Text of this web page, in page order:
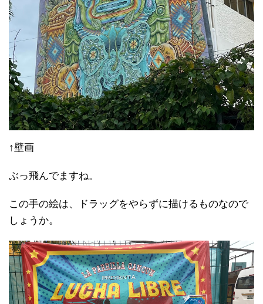
↑壁画
ぶっ飛んでますね。
この手の絵は、ドラッグをやらずに描けるものなので
しょうか。